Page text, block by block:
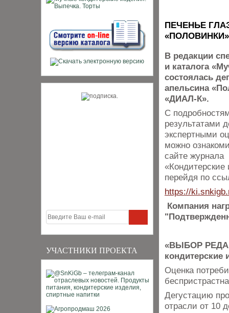
УЧАСТНИКИ ПРОЕКТА
ПЕЧЕНЬЕ
В редакции
и каталога
состоялась
апельсина
«ДИАЛ-К».
С
результатами
экспертными
можно
сайте журнала
«Кондитерские
перейдя по
https://
Компания
«ВЫБОР
кондитерские
Оценка
Дегустацию
отрасли от 10